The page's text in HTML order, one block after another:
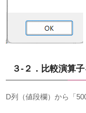
３-２．比較演算子
D列（値段欄）から「